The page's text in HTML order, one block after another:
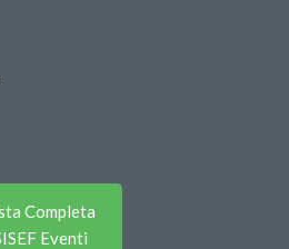
Completa
Eventi